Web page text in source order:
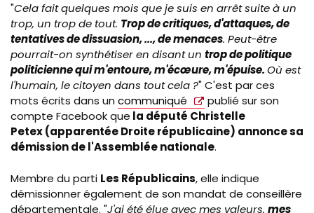
"Cela fait quelques mois que je suis en arrêt suite à un
trop, un trop de tout. Trop de critiques, d'attaques, de
tentatives de dissuasion, ..., de menaces. Peut-être
pourrait-on synthétiser en disant un trop de politique
politicienne qui m'entoure, m'écœure, m'épuise.Où est
l'humain, le citoyen dans tout cela ?" C'est par ces
mots écrits dans un communiqué
publié sur son
compte Facebook que la député Christelle
Petex (apparentée Droite républicaine) annonce sa
démission de l'Assemblée nationale.
Membre du parti Les Républicains, elle indique
démissionner également de son mandat de conseillère
départementale. "J'ai été élue avec mes valeurs, mes